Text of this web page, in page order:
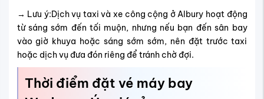
→ Lưu ý:Dịch vụ taxi và xe công cộng ở Albury hoạt động
từ sáng sớm đến tối muộn, nhưng nếu bạn đến sân bay
vào giờ khuya hoặc sáng sớm sớm, nên đặt trước taxi
hoặc dịch vụ đưa đón riêng để tránh chờ đợi.
Thời điểm đặt vé máy bay